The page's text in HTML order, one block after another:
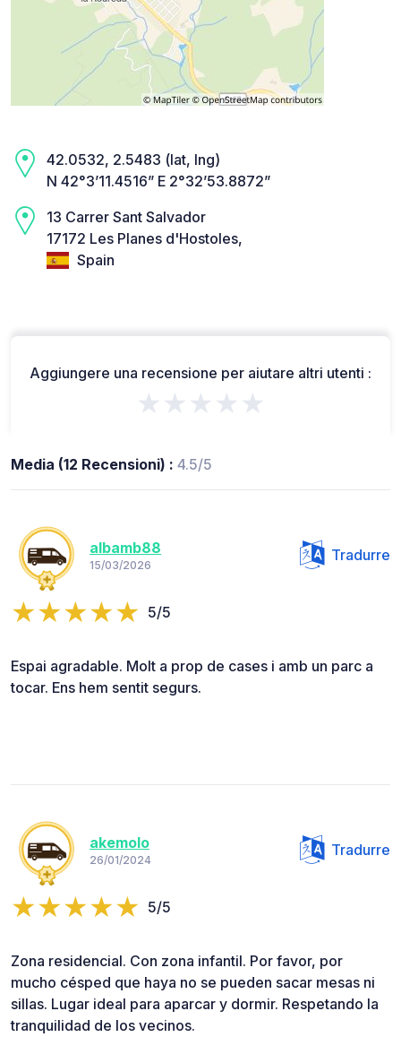
42.0532, 2.5483 (lat, lng)
N 42°3’11.4516” E 2°32’53.8872”
13 Carrer Sant Salvador
17172 Les Planes d'Hostoles,
Spain
Aggiungere una recensione per aiutare altri utenti :
★★★★★
Media (12 Recensioni) : 4.5/5
albamb88
15/03/2026
Tradurre
5/5
Espai agradable. Molt a prop de cases i amb un parc a
tocar. Ens hem sentit segurs.
akemolo
26/01/2024
Tradurre
5/5
Zona residencial. Con zona infantil. Por favor, por
mucho césped que haya no se pueden sacar mesas ni
sillas. Lugar ideal para aparcar y dormir. Respetando la
tranquilidad de los vecinos.